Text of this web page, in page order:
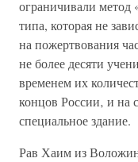
ограничивали
типа, которая не
на пожертвования
не более десяти
временем их
концов России‚ и на
специальное здание.
Рав Хаим из